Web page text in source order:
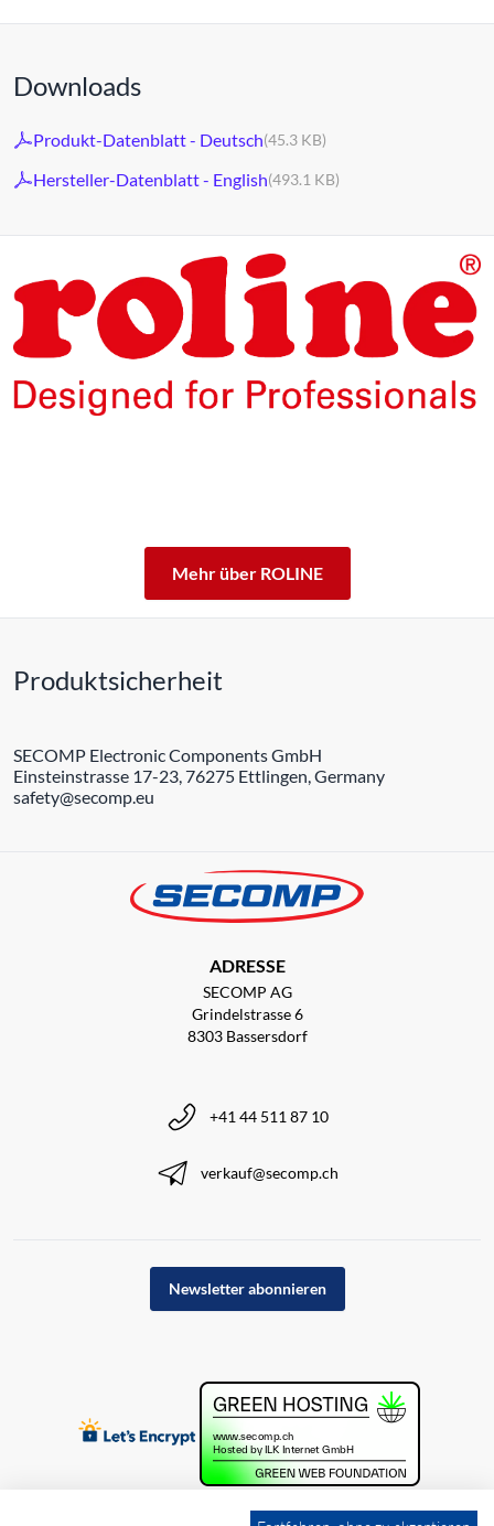
Downloads
Produkt-Datenblatt - Deutsch(45.3 KB)
Hersteller-Datenblatt - English(493.1 KB)
Mehr über ROLINE
Produktsicherheit
SECOMP Electronic Components GmbH
Einsteinstrasse 17-23, 76275 Ettlingen, Germany
safety@secomp.eu
ADRESSE
SECOMP AG
Grindelstrasse 6
8303 Bassersdorf
+41 44 511 87 10
verkauf@secomp.ch
Newsletter abonnieren